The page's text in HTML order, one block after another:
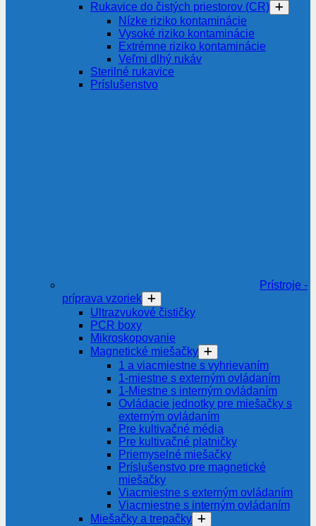
Rukavice do čistých priestorov (CR)
Nízke riziko kontaminácie
Vysoké riziko kontaminácie
Extrémne riziko kontaminácie
Veľmi dlhý rukáv
Sterilné rukavice
Príslušenstvo
Prístroje -
príprava vzoriek
Ultrazvukové čističky
PCR boxy
Mikroskopovanie
Magnetické miešačky
1 a viacmiestne s vyhrievaním
1-miestne s externým ovládaním
1-Miestne s interným ovládaním
Ovládacie jednotky pre miešačky s
externým ovládaním
Pre kultivačné média
Pre kultivačné platničky
Priemyselné miešačky
Príslušenstvo pre magnetické
miešačky
Viacmiestne s externým ovládaním
Viacmiestne s interným ovládaním
Miešačky a trepačky